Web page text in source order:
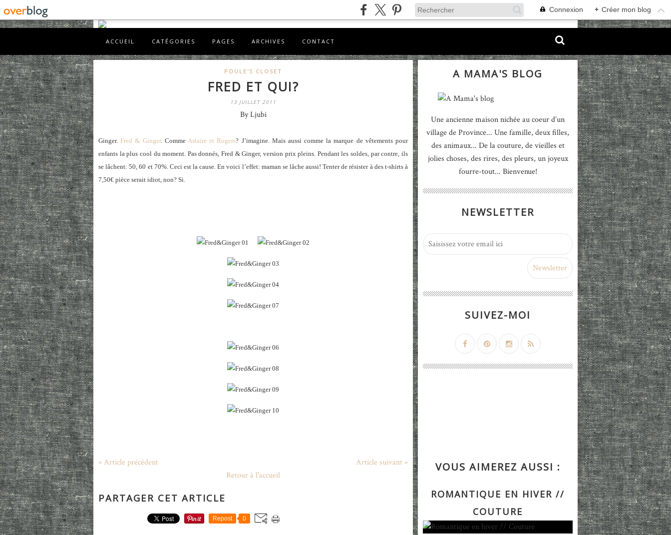
Connexion + Créer mon blog
ACCUEIL CATÉGORIES PAGES ARCHIVES CONTACT
POULE'S CLOSET
FRED ET QUI?
13 JUILLET 2011
By Ljubi
Ginger.Fred & Ginger. Comme Astaire et Rogers? J’imagine. Mais aussi comme la marque de vêtements pour
enfants la plus cool du moment. Pas donnés, Fred & Ginger, version prix pleins. Pendant les soldes, par contre, ils
se lâchent: 50, 60 et 70%. Ceci est la cause. En voici l’effet: maman se lâche aussi! Tenter de résister à des t-shirts à
7,50€ pièce serait idiot, non? Si.
« Article précédent
Article suivant »
Retour à l'accueil
PARTAGER CET ARTICLE
Repost 0
A MAMA'S BLOG
Une ancienne maison nichée au coeur d’un
village de Province... Une famille, deux filles,
des animaux... De la couture, de vieilles et
jolies choses, des rires, des pleurs, un joyeux
fourre-tout... Bienvenue!
NEWSLETTER
SUIVEZ-MOI
VOUS AIMEREZ AUSSI :
ROMANTIQUE EN HIVER //
COUTURE